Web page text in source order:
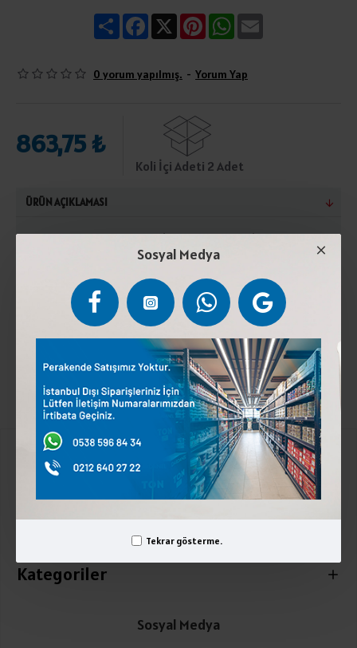
Sosyal Medya
Tekrar gösterme.
ShareFacebook
X PinterestWhatsApp
0 yorum yapılmış. - Yorum Yap
863,75 ₺
Koli İçi Adeti 2 Adet
ÜRÜN AÇIKLAMASI
Pastörize inek sütü, tuz (gıda sanayi tuzu), peynir
kültürü, stabilizatör (kalsiyum klorür), peynir mayası,
koruyucu (potasyum sorbat). Kuru maddede en az
%45 süt yağı içerir.(+2°C) ile (+6°C) arasında
muhafaza ediniz. Laktoz içerir.
Kurumsal
Üyelik İşlemleri
Kategoriler
Sosyal Medya